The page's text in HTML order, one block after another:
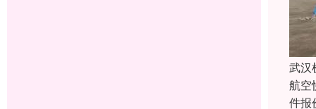
武汉
航空
件报